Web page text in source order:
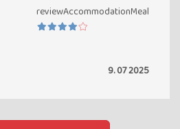
reviewAccommodationMeal
9. 07 2025